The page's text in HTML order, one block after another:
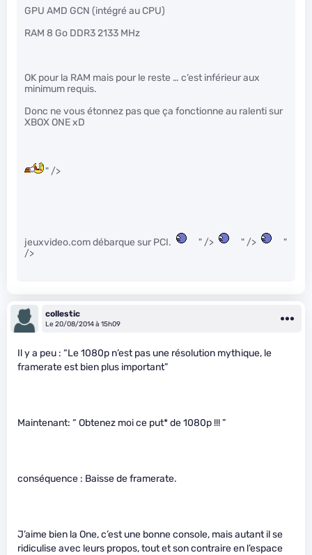
GPU AMD GCN (intégré au CPU)
RAM 8 Go DDR3 2133 MHz
OK pour la RAM mais pour le reste … c’est inférieur aux
minimum requis.
Donc ne vous étonnez pas que ça fonctionne au ralenti sur
XBOX ONE xD
" />
jeuxvideo.com débarque sur PCI. " /> " />
"
/>
collestic
Le 20/08/2014 à 15h09
Il y a peu : “Le 1080p n’est pas une résolution mythique, le
framerate est bien plus important”
Maintenant: “ Obtenez moi ce put* de 1080p !!! ”
conséquence : Baisse de framerate.
J’aime bien la One, c’est une bonne console, mais autant il se
ridiculise avec leurs propos, tout et son contraire en l’espace